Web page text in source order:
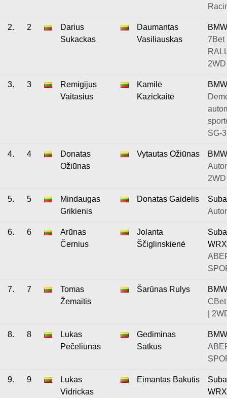
2. 2
Darius
Sukackas
Daumantas
Vasiliauskas
7Bet
2WD
3. 3
Remigijus
Vaitasius
Kamilė
Kazickaitė
SG-3
4. 4
Donatas
Ožiūnas
Vytautas Ožiūnas
BMW
2WD
5. 5
Mindaugas
Grikienis
Donatas Gaidelis
6. 6
Arūnas
Černius
Jolanta
Ščiglinskienė
7. 7
Tomas
Žemaitis
Šarūnas Rulys
|
8. 8
Lukas
Pečeliūnas
Gediminas
Satkus
9. 9
Lukas
Vidrickas
Eimantas Bakutis
WRX